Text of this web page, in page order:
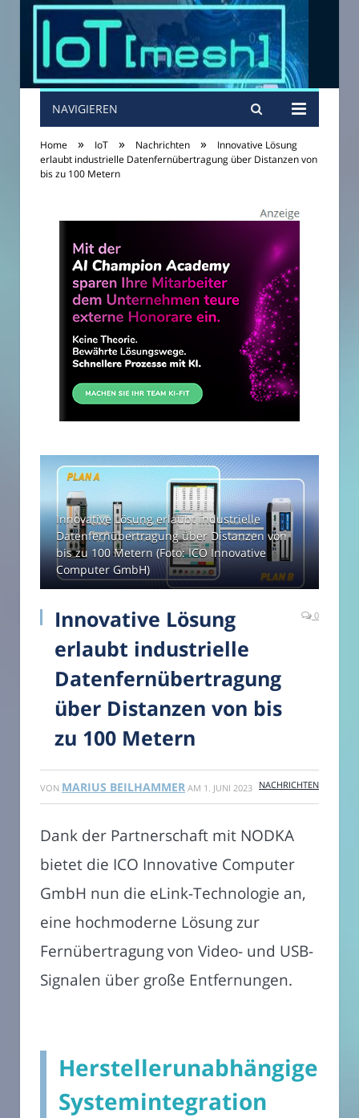
NAVIGIEREN
Home » IoT » Nachrichten »
Innovative Lösung
erlaubt industrielle Datenfernübertragung über Distanzen von
bis zu 100 Metern
Innovative Lösung erlaubt industrielle
Datenfernübertragung über Distanzen von
bis zu 100 Metern (Foto: ICO Innovative
Computer GmbH)
Innovative Lösung
erlaubt industrielle
Datenfernübertragung
über Distanzen von bis
zu 100 Metern
0
VON MARIUS BEILHAMMER AM 1. JUNI 2023 NACHRICHTEN
Dank der Partnerschaft mit NODKA
bietet die ICO Innovative Computer
GmbH nun die eLink-Technologie an,
eine hochmoderne Lösung zur
Fernübertragung von Video- und USB-
Signalen über große Entfernungen.
Herstellerunabhängige
Systemintegration